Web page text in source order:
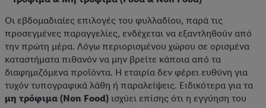
Οι εβδομαδιαίες επιλογές του φυλλαδίου, παρά τις
προσεγμένες παραγγελίες, ενδέχεται να εξαντληθούν από
την πρώτη μέρα. Λόγω περιορισμένου χώρου σε ορισμένα
καταστήματα πιθανόν να μην βρείτε κάποια από τα
διαφημιζόμενα προϊόντα. Η εταιρία δεν φέρει ευθύνη για
τυχόν τυπογραφικά λάθη ή παραλείψεις. Ειδικότερα για τα
μη τρόφιμα (Non Food) ισχύει επίσης ότι η εγγύηση του